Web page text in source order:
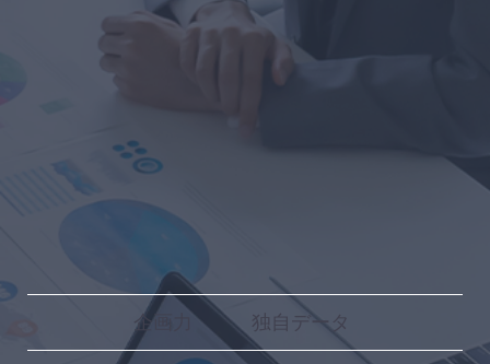
独自データ
企画力